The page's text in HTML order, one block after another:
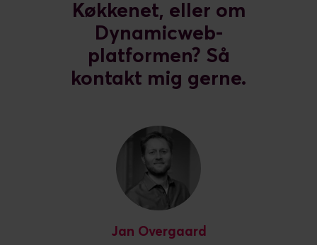
Køkkenet, eller om
Dynamicweb-
platformen? Så
kontakt mig gerne.
Jan Overgaard